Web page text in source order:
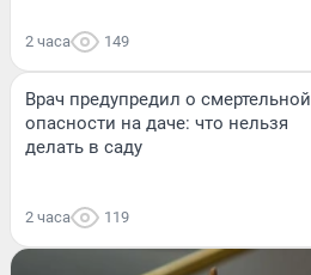
2 часа 149
Врач предупредил о смертельной
опасности на даче: что нельзя
делать в саду
2 часа 119